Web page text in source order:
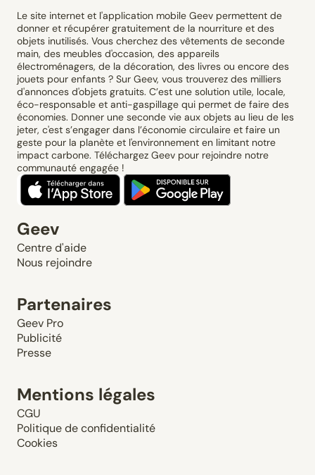
Le site internet et l'application mobile Geev permettent de
donner et récupérer gratuitement de la nourriture et des
objets inutilisés. Vous cherchez des vêtements de seconde
main, des meubles d'occasion, des appareils
électroménagers, de la décoration, des livres ou encore des
jouets pour enfants ? Sur Geev, vous trouverez des milliers
d'annonces d'objets gratuits. C’est une solution utile, locale,
éco-responsable et anti-gaspillage qui permet de faire des
économies. Donner une seconde vie aux objets au lieu de les
jeter, c'est s’engager dans l’économie circulaire et faire un
geste pour la planète et l'environnement en limitant notre
impact carbone. Téléchargez Geev pour rejoindre notre
communauté engagée !
Geev
Centre d'aide
Nous rejoindre
Partenaires
Geev Pro
Publicité
Presse
Mentions légales
CGU
Politique de confidentialité
Cookies